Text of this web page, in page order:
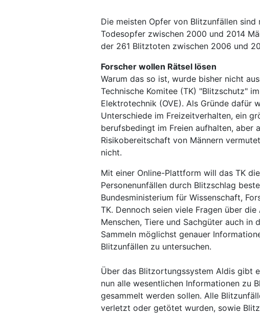
Die meisten Opfer von Blitzunfällen
Todesopfer zwischen 2000 und 2014
der 261 Blitztoten zwischen 2006 und
Forscher wollen Rätsel lösen
Warum das so ist, wurde bisher nicht
Technische Komitee (TK) "Blitzschutz"
Elektrotechnik (OVE). Als Gründe dafür
Unterschiede im Freizeitverhalten, ein
berufsbedingt im Freien aufhalten, aber
Risikobereitschaft von Männern
nicht.
Mit einer Online-Plattform will das TK
Personenunfällen durch Blitzschlag
Bundesministerium für Wissenschaft,
TK. Dennoch seien viele Fragen über
Menschen, Tiere und Sachgüter auch in
Sammeln möglichst genauer
Blitzunfällen zu untersuchen.
Über das Blitzortungssystem Aldis gibt
nun alle wesentlichen Informationen zu
gesammelt werden sollen. Alle
verletzt oder getötet wurden, sowie